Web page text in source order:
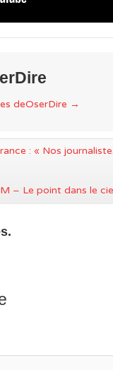
deOserDire →
: « Nos
– Le point dans le